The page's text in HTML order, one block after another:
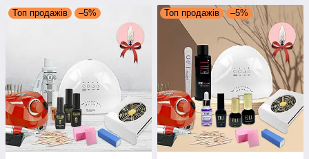
Топ продажів –5% Топ продажів –5%